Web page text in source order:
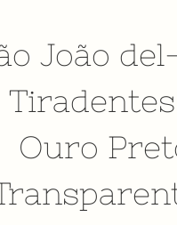
João
Tiradentes
Ouro